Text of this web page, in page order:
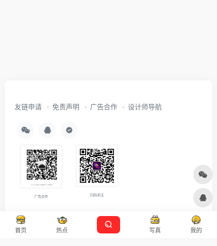
首页 热点 写真 我的
友链申请 免责声明 广告合作 设计师导航
广告合作 扫码关注
Copyright © 2026沪ICP备2021007899号-5 Designed by 设计资源